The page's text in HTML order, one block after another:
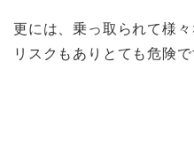
更には、乗っ取られて様
リスクもありとても危険で